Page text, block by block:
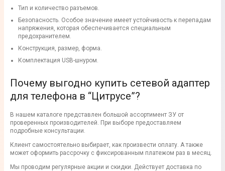
Тип и количество разъемов.
Безопасность. Особое значение имеет устойчивость к перепадам
напряжения, которая обеспечивается специальным
предохранителем.
Конструкция, размер, форма.
Комплектация USB-шнуром.
Почему выгодно купить сетевой адаптер
для телефона в “Цитрусе”?
В нашем каталоге представлен большой ассортимент ЗУ от
проверенных производителей. При выборе предоставляем
подробные консультации.
Клиент самостоятельно выбирает, как произвести оплату. А также
может оформить рассрочку с фиксированным платежом раз в месяц.
Мы проводим регулярные акции и скидки. Действует доставка по